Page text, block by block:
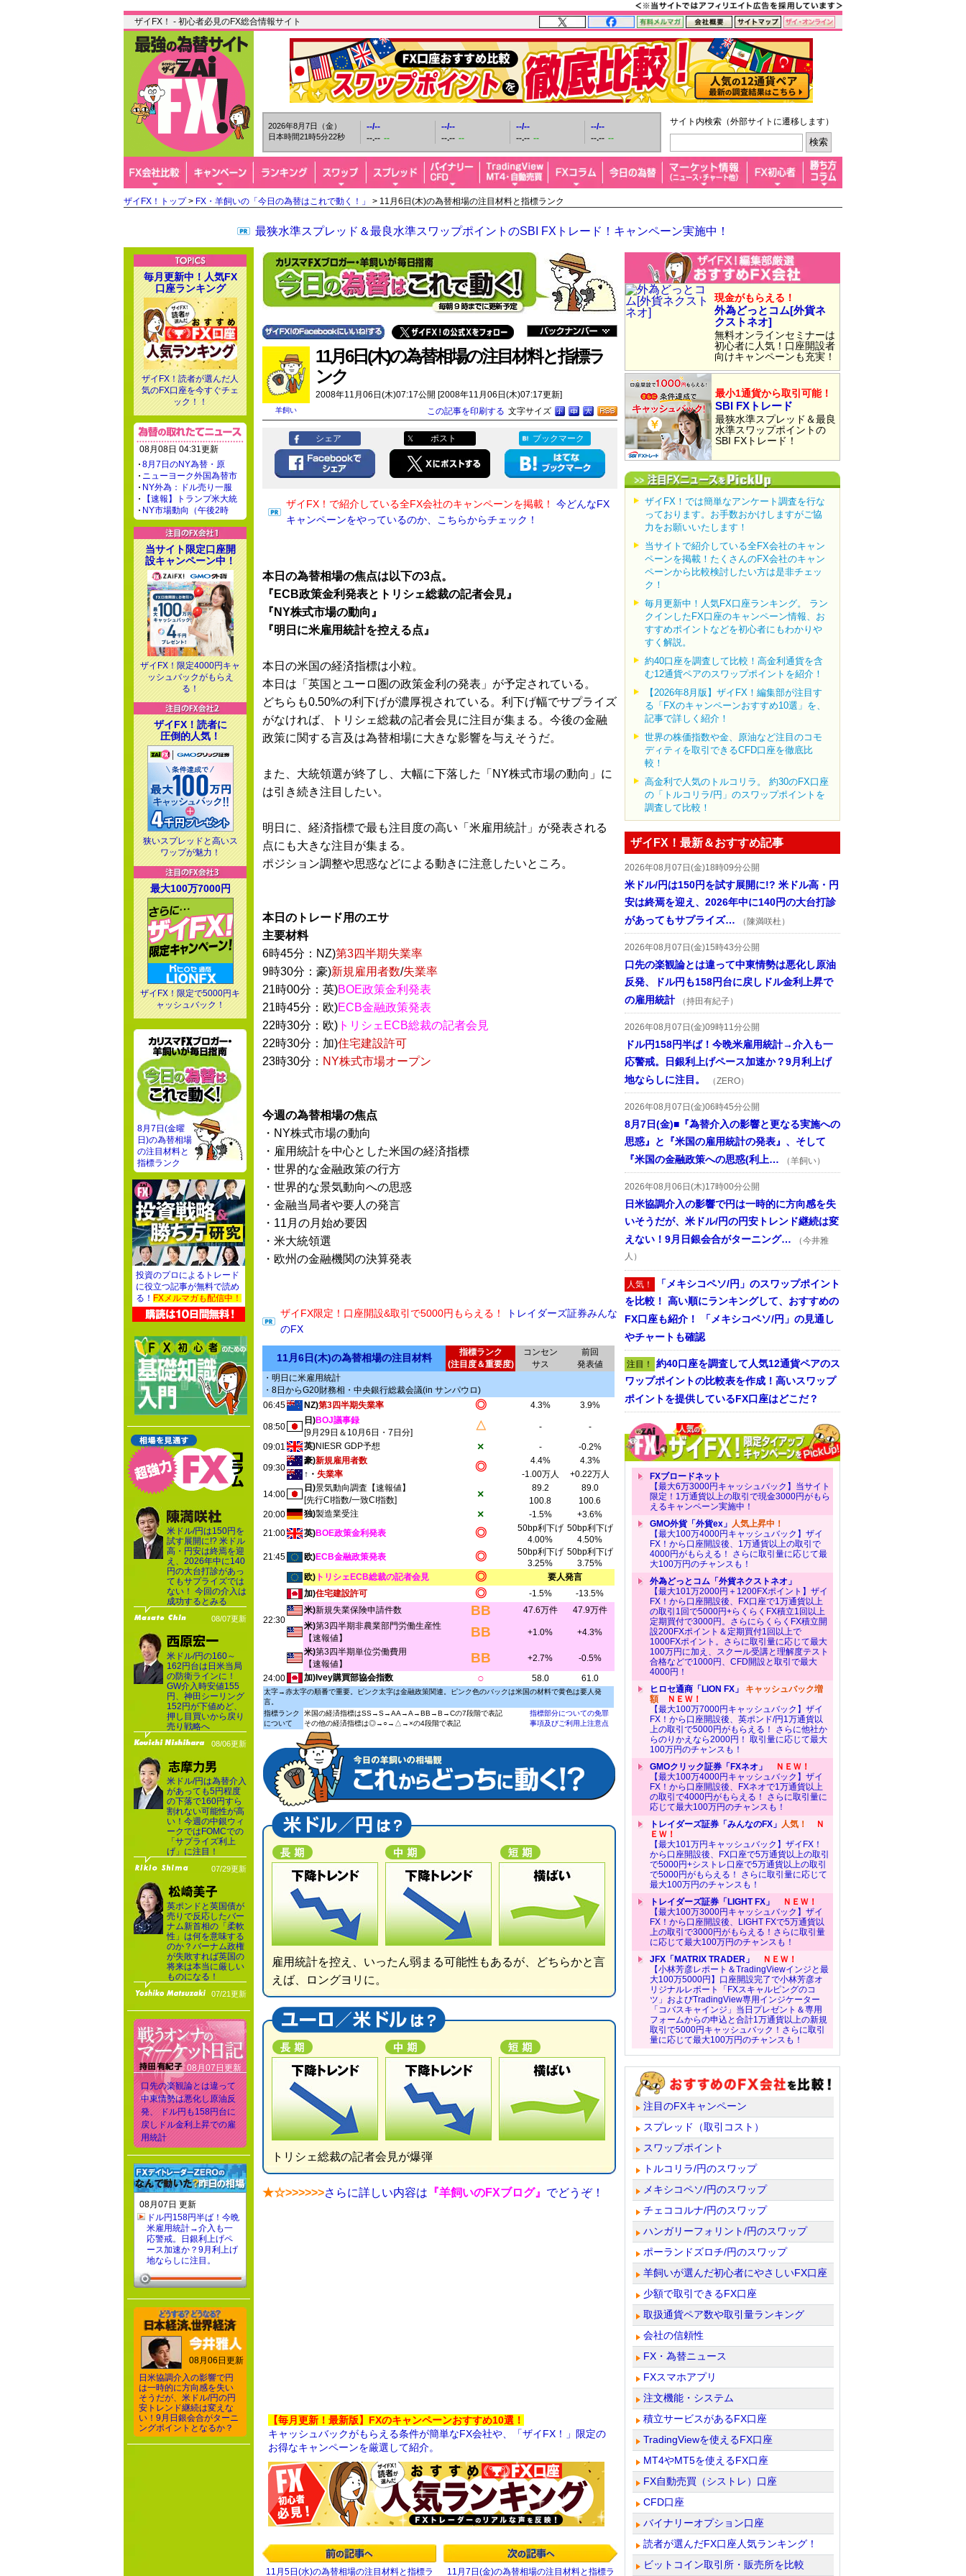
ザイFX！ - 初心者必見のFX総合情報サイト
2026年8月7日（金）
日本時間21時5分23秒
--/--
--.-- --
--/--
--.-- --
--/--
--.-- --
--/--
--.-- --
サイト内検索（外部サイトに遷移します）
ザイFX！トップ> FX・羊飼いの「今日の為替はこれで動く！」 > 11月6日(木)の為替相場の注目材料と指標ランク
最狭水準スプレッド＆最良水準スワップポイントのSBI FXトレード！キャンペーン実施中！
羊飼い
11月6日(木)の為替相場の注目材料と指標ラ
ンク
2008年11月06日(木)07:17公開 [2008年11月06日(木)07:17更新]
文字サイズ
この記事を印刷する
シェア ポスト ブックマーク
ザイFX！で紹介している全FX会社のキャンペーンを掲載！
今どんなFX
キャンペーンをやっているのか、こちらからチェック！
本日の為替相場の焦点は以下の3点。
『ECB政策金利発表とトリシェ総裁の記者会見』
『NY株式市場の動向』
『明日に米雇用統計を控える点』
本日の米国の経済指標は小粒。
本日は「英国とユーロ圏の政策金利の発表」が予定されている。
どちらも0.50%の利下げが濃厚視されている。利下げ幅でサプライズ
がなければ、トリシェ総裁の記者会見に注目が集まる。今後の金融
政策に関する言及は為替相場に大きな影響を与えそうだ。
また、大統領選が終了し、大幅に下落した「NY株式市場の動向」に
は引き続き注目したい。
明日に、経済指標で最も注目度の高い「米雇用統計」が発表される
点にも大きな注目が集まる。
ポジション調整や思惑などによる動きに注意したいところ。
本日のトレード用のエサ
主要材料
6時45分：NZ)第3四半期失業率
9時30分：豪)新規雇用者数/失業率
21時00分：英)BOE政策金利発表
21時45分：欧)ECB金融政策発表
22時30分：欧) トリシェECB総裁の記者会見
22時30分：加)住宅建設許可
23時30分： NY株式市場オープン
今週の為替相場の焦点
・NY株式市場の動向
・雇用統計を中心とした米国の経済指標
・世界的な金融政策の行方
・世界的な景気動向への思惑
・金融当局者や要人の発言
・11月の月始め要因
・米大統領選
・欧州の金融機関の決算発表
ザイFX限定！口座開設&取引で5000円もらえる！
トレイダーズ証券みんな
のFX
11月6日(木)の為替相場の注目材料
指標ランク
(注目度＆重要度)
コンセン
サス
前回
発表値
・明日に米雇用統計
・8日からG20財務相・中央銀行総裁会議(in サンパウロ)
06:45
NZ)第3四半期失業率 ◎ 4.3% 3.9%
08:50
日)BOJ議事録
[9月29日＆10月6日・7日分]
△ -
-
09:01
英)NIESR GDP予想 × - -0.2%
09:30
豪)新規雇用者数 ◎ 4.4%
4.3%
↑・ 失業率 -1.00万人
+0.22万人
14:00
日)景気動向調査【速報値】
[先行CI指数/一致CI指数]
× 89.2
89.0
100.8
100.6
20:00
独)製造業受注 × -1.5%
+3.6%
21:00
英)BOE政策金利発表 ◎
50bp利下げ
4.00%
50bp利下げ
4.50%
21:45
欧)ECB金融政策発表 ◎
50bp利下げ
3.25%
50bp利下げ
3.75%
22:30
欧) トリシェECB総裁の記者会見 ◎
要人発言
加)住宅建設許可 ◎ -1.5%
-13.5%
米)新規失業保険申請件数 BB 47.6万件
47.9万件
米)第3四半期非農業部門労働生産性
【速報値】
BB +1.0%
+4.3%
米)第3四半期単位労働費用
【速報値】
BB +2.7%
-0.5%
24:00
加)Ivey購買部協会指数 ○ 58.0 61.0
太字→赤太字の順番で重要。ピンク太字は金融政策関連。ピンク色のバックは米国の材料で黄色は要人発
言。
指標ランク
について
米国の経済指標はSS→S→AA→A→BB→B→Cの7段階で表記
その他の経済指標は◎→○→△→×の4段階で表記
指標部分についての免罪
事項及びご利用上注意点
雇用統計を控え、いったん弱まる可能性もあるが、どちらかと言
えば、ロングヨリに。
トリシェ総裁の記者会見が爆弾
★☆>>>>>>さらに詳しい内容は 『羊飼いのFXブログ』 でどうぞ！
【毎月更新！最新版】FXのキャンペーンおすすめ10選！
キャッシュバックがもらえる条件が簡単なFX会社や、「ザイFX！」限定の
お得なキャンペーンを厳選して紹介。
11月5日(水)の為替相場の注目材料と指標ラ 11月7日(金)の為替相場の注目材料と指標ラ
現金がもらえる！
外為どっとコム[外貨ネ
クストネオ]
無料オンラインセミナーは
初心者に人気！口座開設者
向けキャンペーンも充実！
最小1通貨から取引可能！
SBI FXトレード
最狭水準スプレッド＆最良
水準スワップポイントの
SBI FXトレード！
ザイFX！では簡単なアンケート調査を行な
っております。お手数おかけしますがご協
力をお願いいたします！
当サイトで紹介している全FX会社のキャン
ペーンを掲載！たくさんのFX会社のキャン
ペーンから比較検討したい方は是非チェッ
ク！
毎月更新中！人気FX口座ランキング。 ラン
クインしたFX口座のキャンペーン情報、お
すすめポイントなどを初心者にもわかりや
すく解説。
約40口座を調査して比較！高金利通貨を含
む12通貨ペアのスワップポイントを紹介！
【2026年8月版】ザイFX！編集部が注目す
る「FXのキャンペーンおすすめ10選」を、
記事で詳しく紹介！
世界の株価指数や金、原油など注目のコモ
ディティを取引できるCFD口座を徹底比
較！
高金利で人気のトルコリラ。 約30のFX口座
の「トルコリラ/円」のスワップポイントを
調査して比較！
ザイFX！最新＆おすすめ記事
2026年08月07日(金)18時09分公開
米ドル/円は150円を試す展開に!? 米ドル高・円
安は終焉を迎え、2026年中に140円の大台打診
があってもサプライズ…
（陳満咲杜）
2026年08月07日(金)15時43分公開
口先の楽観論とは違って中東情勢は悪化し原油
反発、ドル円も158円台に戻しドル金利上昇で
の雇用統計
（持田有紀子）
2026年08月07日(金)09時11分公開
ドル円158円半ば！今晩米雇用統計→介入も一
応警戒。日銀利上げペース加速か？9月利上げ
地ならしに注目。
（ZERO）
2026年08月07日(金)06時45分公開
8月7日(金)■『為替介入の影響と更なる実施への
思惑』と『米国の雇用統計の発表』、そして
『米国の金融政策への思惑(利上…
（羊飼い）
2026年08月06日(木)17時00分公開
日米協調介入の影響で円は一時的に方向感を失
いそうだが、米ドル/円の円安トレンド継続は変
えない！9月日銀会合がターニング…
（今井雅
人）
人気！ 「メキシコペソ/円」のスワップポイント
を比較！ 高い順にランキングして、おすすめの
FX口座も紹介！ 「メキシコペソ/円」の見通し
やチャートも確認
注目！ 約40口座を調査して人気12通貨ペアのス
ワップポイントの比較表を作成！高いスワップ
ポイントを提供しているFX口座はどこだ？
FXブロードネット
【最大6万3000円キャッシュバック】当サイト
限定！1万通貨以上の取引で現金3000円がもら
えるキャンペーン実施中！
GMO外貨「外貨ex」 人気上昇中！
【最大100万4000円キャッシュバック】ザイ
FX！から口座開設後、1万通貨以上の取引で
4000円がもらえる！ さらに取引量に応じて最
大100万円のチャンスも！
外為どっとコム「外貨ネクストネオ」
【最大101万2000円＋1200FXポイント】ザイ
FX！から口座開設後、FX口座で1万通貨以上
の取引1回で5000円+らくらくFX積立1回以上
定期買付で3000円。さらにらくらくFX積立開
設200FXポイント＆定期買付1回以上で
1000FXポイント。さらに取引量に応じて最大
100万円に加え、スクール受講と理解度テスト
合格などで1000円、CFD開設と取引で最大
4000円！
ヒロセ通商「LION FX」 キャッシュバック増
額ＮＥＷ！
【最大100万7000円キャッシュバック】ザイ
FX！から口座開設後、英ポンド/円1万通貨以
上の取引で5000円がもらえる！ さらに他社か
らのりかえなら2000円！ 取引量に応じて最大
100万円のチャンスも！
GMOクリック証券「FXネオ」
ＮＥＷ！
【最大100万4000円キャッシュバック】ザイ
FX！から口座開設後、FXネオで1万通貨以上
の取引で4000円がもらえる！ さらに取引量に
応じて最大100万円のチャンスも！
トレイダーズ証券「みんなのFX」 人気！
Ｎ
ＥＷ！
【最大101万円キャッシュバック】ザイFX！
から口座開設後、FX口座で5万通貨以上の取引
で5000円+シストレ口座で5万通貨以上の取引
で5000円がもらえる！ さらに取引量に応じて
最大100万円のチャンスも！
トレイダーズ証券「LIGHT FX」
ＮＥＷ！
【最大100万3000円キャッシュバック】ザイ
FX！から口座開設後、LIGHT FXで5万通貨以
上の取引で3000円がもらえる！さらに取引量
に応じて最大100万円のチャンスも！
JFX「MATRIX TRADER」
ＮＥＷ！
【小林芳彦レポート＆TradingViewインジと最
大100万5000円】口座開設完了で小林芳彦オ
リジナルレポート「FXスキャルピングのコ
ツ」およびTradingView専用インジケーター
「コバスキャインジ」当日プレゼント＆専用
フォームからの申込と合計1万通貨以上の新規
取引で5000円キャッシュバック！さらに取引
量に応じて最大100万円のチャンスも！
注目のFXキャンペーン
スプレッド（取引コスト）
スワップポイント
トルコリラ/円のスワップ
メキシコペソ/円のスワップ
チェココルナ/円のスワップ
ハンガリーフォリント/円のスワップ
ポーランドズロチ/円のスワップ
羊飼いが選んだ初心者にやさしいFX口座
少額で取引できるFX口座
取扱通貨ペア数や取引量ランキング
会社の信頼性
FX・為替ニュース
FXスマホアプリ
注文機能・システム
積立サービスがあるFX口座
TradingViewを使えるFX口座
MT4やMT5を使えるFX口座
FX自動売買（シストレ）口座
CFD口座
バイナリーオプション口座
読者が選んだFX口座人気ランキング！
ビットコイン取引所・販売所を比較
毎月更新中！人気FX
口座ランキング
ザイFX！読者が選んだ人
気のFX口座を今すぐチェ
ック！！
08月08日 04:31更新
8月7日のNY為替・原
ニューヨーク外国為替市
NY外為：ドル売り一服
【速報】トランプ米大統
NY市場動向（午後2時
当サイト限定口座開
設キャンペーン中！
ザイFX！限定4000円キャ
ッシュバックがもらえ
る！
ザイFX！読者に
圧倒的人気！
狭いスプレッドと高いス
ワップが魅力！
最大100万7000円
ザイFX！限定で5000円キ
ャッシュバック！
8月7日(金曜
日)の為替相場
の注目材料と
指標ランク
投資のプロによるトレード
に役立つ記事が無料で読め
る！ FXメルマガも配信中！
米ドル/円は150円を
試す展開に!? 米ドル
高・円安は終焉を迎
え、2026年中に140
円の大台打診があっ
てもサプライズでは
ない！ 今回の介入は
成功するとみる
08/07更新
米ドル/円の160～
162円台は日米当局
の防衛ラインに！
GW介入時安値155
円、神田シーリング
152円が下値めど、
押し目買いから戻り
売り戦略へ
08/06更新
米ドル/円は為替介入
があっても5円程度
の下落で160円すら
割れない可能性が高
い！今週の中銀ウィ
ークではFOMCでの
「サプライズ利上
げ」に注目！
07/29更新
英ポンドと英国債が
売りで反応したバー
ナム新首相の「柔軟
性」は何を意味する
のか？バーナム政権
が失敗すれば英国の
将来は本当に厳しい
ものになる！
07/21更新
08月07日更新
口先の楽観論とは違って
中東情勢は悪化し原油反
発、 ドル円も158円台に
戻しドル金利上昇での雇
用統計
08月07日 更新
ドル円158円半ば！今晩
米雇用統計→介入も一
応警戒。日銀利上げペ
ース加速か？9月利上げ
地ならしに注目。
08月06日更新
日米協調介入の影響で円
は一時的に方向感を失い
そうだが、米ドル/円の円
安トレンド継続は変えな
い！9月日銀会合がターニ
ングポイントとなるか？